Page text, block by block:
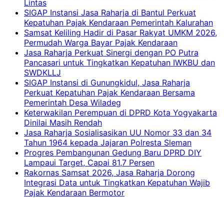
Lintas
SIGAP Instansi Jasa Raharja di Bantul Perkuat
Kepatuhan Pajak Kendaraan Pemerintah Kalurahan
Samsat Keliling Hadir di Pasar Rakyat UMKM 2026,
Permudah Warga Bayar Pajak Kendaraan
Jasa Raharja Perkuat Sinergi dengan PO Putra
Pancasari untuk Tingkatkan Kepatuhan IWKBU dan
SWDKLLJ
SIGAP Instansi di Gunungkidul, Jasa Raharja
Perkuat Kepatuhan Pajak Kendaraan Bersama
Pemerintah Desa Wiladeg
Keterwakilan Perempuan di DPRD Kota Yogyakarta
Dinilai Masih Rendah
Jasa Raharja Sosialisasikan UU Nomor 33 dan 34
Tahun 1964 kepada Jajaran Polresta Sleman
Progres Pembangunan Gedung Baru DPRD DIY
Lampaui Target, Capai 81,7 Persen
Rakornas Samsat 2026, Jasa Raharja Dorong
Integrasi Data untuk Tingkatkan Kepatuhan Wajib
Pajak Kendaraan Bermotor